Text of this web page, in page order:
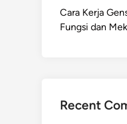
Cara Kerja
Fungsi dan
Recent